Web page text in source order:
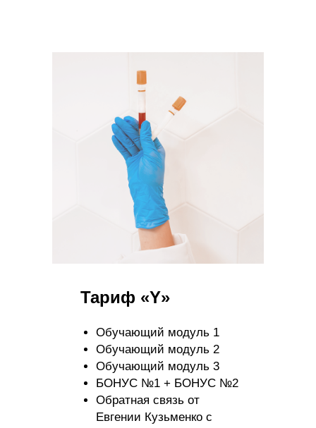
Тариф «Y»
Обучающий модуль 1
Обучающий модуль 2
Обучающий модуль 3
БОНУС №1 + БОНУС №2
Обратная связь от
Евгении Кузьменко с
Хотите уже
сейчас заняться
своим
здоровьем?
ЗАПОЛНИТЕ
ФОРМУ
И ПОЛУЧИТЕ